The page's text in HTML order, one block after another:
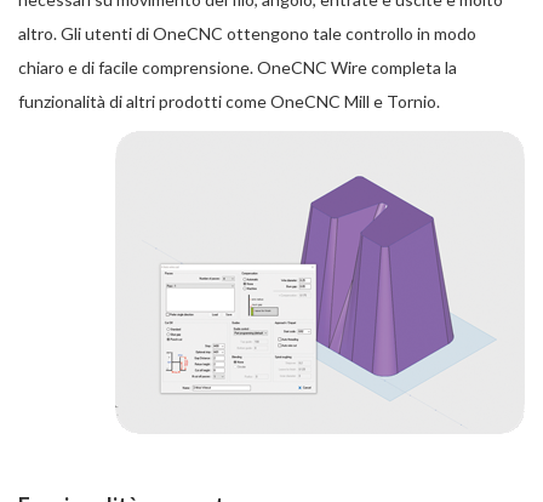
altro. Gli utenti di OneCNC ottengono tale controllo in modo
chiaro e di facile comprensione. OneCNC Wire completa la
funzionalità di altri prodotti come OneCNC Mill e Tornio.